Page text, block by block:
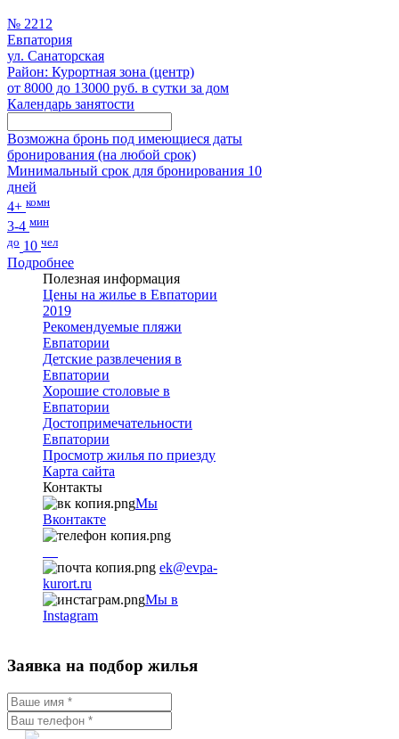
№ 2212
Евпатория
ул. Санаторская
Район: Курортная зона (центр)
от 8000 до 13000 руб. в сутки за дом
Календарь занятости
Возможна бронь под имеющиеся даты
бронирования (на любой срок)
Минимальный срок для бронирования 10
дней
4+ комн
3-4 мин
до 10 чел
Подробнее
Полезная информация
Цены на жилье в Евпатории
2019
Рекомендуемые пляжи
Евпатории
Детские развлечения в
Евпатории
Хорошие столовые в
Евпатории
Достопримечательности
Евпатории
Просмотр жилья по приезду
Карта сайта
Контакты
Мы
Вконтакте
ek@evpa-
kurort.ru
Мы в
Instagram
Заявка на подбор жилья